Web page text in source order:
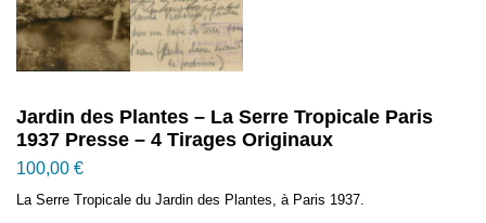
Jardin des Plantes – La Serre Tropicale Paris
1937 Presse – 4 Tirages Originaux
100,00 €
La Serre Tropicale du Jardin des Plantes, à Paris 1937.